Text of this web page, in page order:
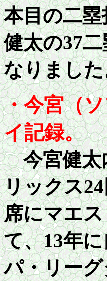
本目の二
健太の37
なりまし
・今宮（
イ記録。
今宮健太
リックス2
席にマエ
て、13年
パ・リー